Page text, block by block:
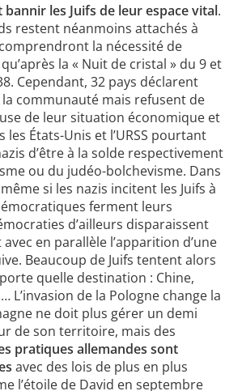
bannir les Juifs de leur espace vital.
restent néanmoins attachés à
la nécessité de
la « Nuit de cristal » du 9 et
Cependant, 32 pays déclarent
communauté mais refusent de
de leur situation économique et
les États-Unis et l’URSS pourtant
d’être à la solde respectivement
ou du judéo-bolchevisme. Dans
si les nazis incitent les Juifs à
ferment leurs
d’ailleurs disparaissent
en parallèle l’apparition d’une
Beaucoup de Juifs tentent alors
quelle destination : Chine,
L’invasion de la Pologne change la
ne doit plus gérer un demi
de son territoire, mais des
pratiques allemandes sont
avec des lois de plus en plus
l’étoile de David en septembre